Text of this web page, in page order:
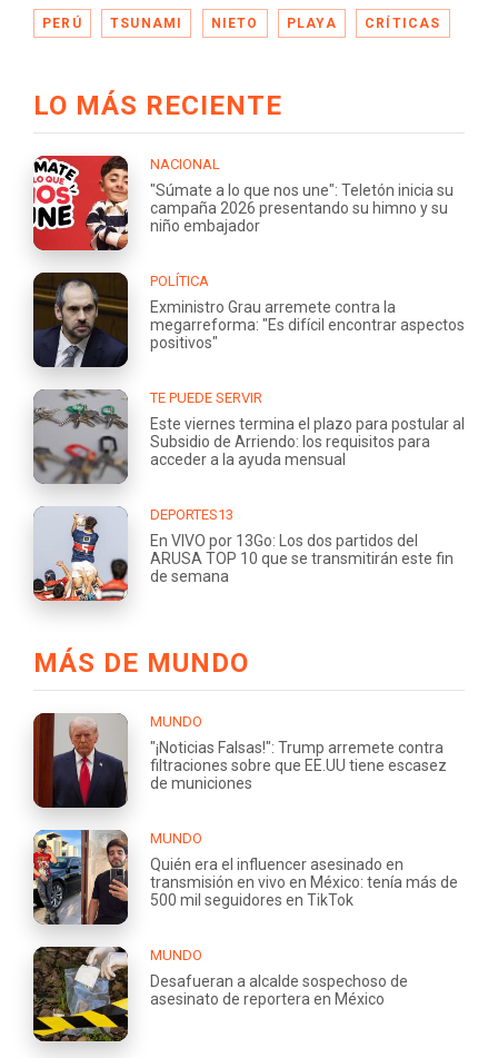
PERÚ TSUNAMI NIETO PLAYA CRÍTICAS
LO MÁS RECIENTE
NACIONAL
"Súmate a lo que nos une": Teletón inicia su
campaña 2026 presentando su himno y su
niño embajador
POLÍTICA
Exministro Grau arremete contra la
megarreforma: "Es difícil encontrar aspectos
positivos"
TE PUEDE SERVIR
Este viernes termina el plazo para postular al
Subsidio de Arriendo: los requisitos para
acceder a la ayuda mensual
DEPORTES13
En VIVO por 13Go: Los dos partidos del
ARUSA TOP 10 que se transmitirán este fin
de semana
MÁS DE MUNDO
MUNDO
"¡Noticias Falsas!": Trump arremete contra
filtraciones sobre que EE.UU tiene escasez
de municiones
MUNDO
Quién era el influencer asesinado en
transmisión en vivo en México: tenía más de
500 mil seguidores en TikTok
MUNDO
Desafueran a alcalde sospechoso de
asesinato de reportera en México